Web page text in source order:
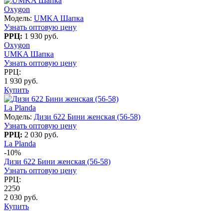
Oxygon
Модель: UMKA Шапка
Узнать оптовую цену
РРЦ: 1 930 руб.
Oxygon
UMKA Шапка
Узнать оптовую цену
РРЦ:
1 930 руб.
Купить
La Planda
Модель: Дизи 622 Бини женская (56-58)
Узнать оптовую цену
РРЦ: 2 030 руб.
La Planda
-10%
Дизи 622 Бини женская (56-58)
Узнать оптовую цену
РРЦ:
2250
2 030 руб.
Купить